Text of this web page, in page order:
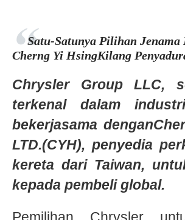
Satu-Satunya Pilihan Jenama
Cherng Yi HsingKilang
Chrysler Group LLC,
terkenal dalam
bekerjasama
LTD.(CYH), penyedia
kereta dari Taiwan,
kepada pembeli global.